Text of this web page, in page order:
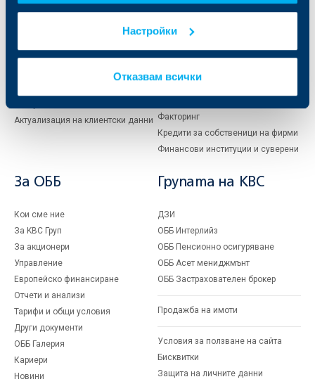
Настройки
Отказвам всички
Кредити
Спестявания и инвестиции
Актуализация на клиентски данни
Управление на парични средства
Търговско финансиране
Факторинг
Кредити за собственици на фирми
Финансови институции и суверени
За ОББ
Кои сме ние
За KBC Груп
За акционери
Управление
Европейско финансиране
Отчети и анализи
Тарифи и общи условия
Други документи
ОББ Галерия
Кариери
Новини
Групата на KBC
ДЗИ
ОББ Интерлийз
ОББ Пенсионно осигуряване
ОББ Асет мениджмънт
ОББ Застрахователен брокер
Продажба на имоти
Условия за ползване на сайта
Бисквитки
Защита на личните данни